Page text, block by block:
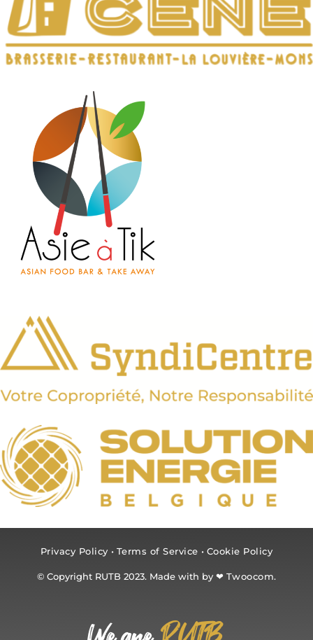
Privacy Policy • Terms of Service • Cookie Policy
© Copyright RUTB 2023. Made with by ❤ Twoocom.